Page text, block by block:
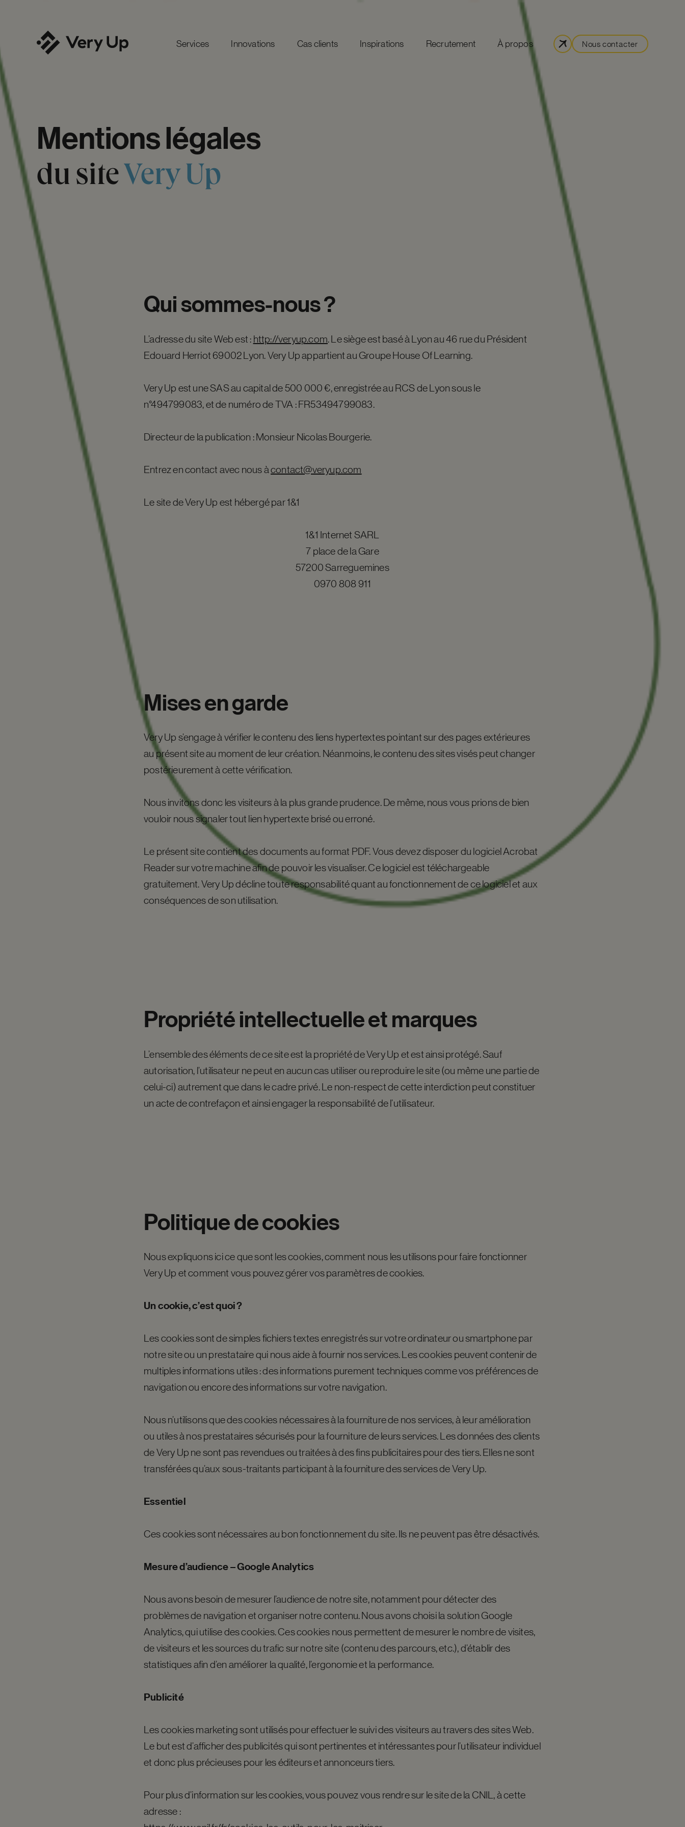
Services Innovations Cas clients Inspirations Recrutement À propos Nous contacter
Mentionslégales
du siteVeryUp
Quisommes-nous?
L’adresse du site Web est : http://veryup.com. Le siège est basé à Lyon au 46 rue du Président
Edouard Herriot 69002 Lyon. Very Up appartient au Groupe House Of Learning.
Very Up est une SAS au capital de 500 000 €, enregistrée au RCS de Lyon sous le
n°494799083, et de numéro de TVA : FR53494799083.
Directeur de la publication : Monsieur Nicolas Bourgerie.
Entrez en contact avec nous àcontact@veryup.com
Le site de Very Up est hébergé par 1&1
1&1 Internet SARL
7 place de la Gare
57200 Sarreguemines
0970 808 911
Misesengarde
Very Up s’engage à vérifier le contenu des liens hypertextes pointant sur des pages extérieures
au présent site au moment de leur création. Néanmoins, le contenu des sites visés peut changer
postérieurement à cette vérification.
Nous invitons donc les visiteurs à la plus grande prudence. De même, nous vous prions de bien
vouloir nous signaler tout lien hypertexte brisé ou erroné.
Le présent site contient des documents au format PDF. Vous devez disposer du logiciel Acrobat
Reader sur votre machine afin de pouvoir les visualiser. Ce logiciel est téléchargeable
gratuitement. Very Up décline toute responsabilité quant au fonctionnement de ce logiciel et aux
conséquences de son utilisation.
Propriétéintellectuelleetmarques
L’ensemble des éléments de ce site est la propriété de Very Up et est ainsi protégé. Sauf
autorisation, l’utilisateur ne peut en aucun cas utiliser ou reproduire le site (ou même une partie de
celui-ci) autrement que dans le cadre privé. Le non-respect de cette interdiction peut constituer
un acte de contrefaçon et ainsi engager la responsabilité de l’utilisateur.
Politiquedecookies
Nous expliquons ici ce que sont les cookies, comment nous les utilisons pour faire fonctionner
Very Up et comment vous pouvez gérer vos paramètres de cookies.
Un cookie, c’est quoi ?
Les cookies sont de simples fichiers textes enregistrés sur votre ordinateur ou smartphone par
notre site ou un prestataire qui nous aide à fournir nos services. Les cookies peuvent contenir de
multiples informations utiles : des informations purement techniques comme vos préférences de
navigation ou encore des informations sur votre navigation.
Nous n’utilisons que des cookies nécessaires à la fourniture de nos services, à leur amélioration
ou utiles à nos prestataires sécurisés pour la fourniture de leurs services. Les données des clients
de Very Up ne sont pas revendues ou traitées à des fins publicitaires pour des tiers. Elles ne sont
transférées qu’aux sous-traitants participant à la fourniture des services de Very Up.
Essentiel
Ces cookies sont nécessaires au bon fonctionnement du site. Ils ne peuvent pas être désactivés.
Mesure d’audience – Google Analytics
Nous avons besoin de mesurer l’audience de notre site, notamment pour détecter des
problèmes de navigation et organiser notre contenu. Nous avons choisi la solution Google
Analytics, qui utilise des cookies. Ces cookies nous permettent de mesurer le nombre de visites,
de visiteurs et les sources du trafic sur notre site (contenu des parcours, etc.), d’établir des
statistiques afin d’en améliorer la qualité, l’ergonomie et la performance.
Publicité
Les cookies marketing sont utilisés pour effectuer le suivi des visiteurs au travers des sites Web.
Le but est d’afficher des publicités qui sont pertinentes et intéressantes pour l’utilisateur individuel
et donc plus précieuses pour les éditeurs et annonceurs tiers.
Pour plus d’information sur les cookies, vous pouvez vous rendre sur le site de la CNIL, à cette
adresse :